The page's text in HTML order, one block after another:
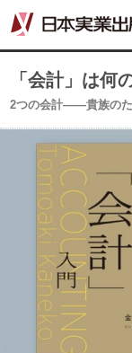
「会計」は何
2つの会計——貴族のた